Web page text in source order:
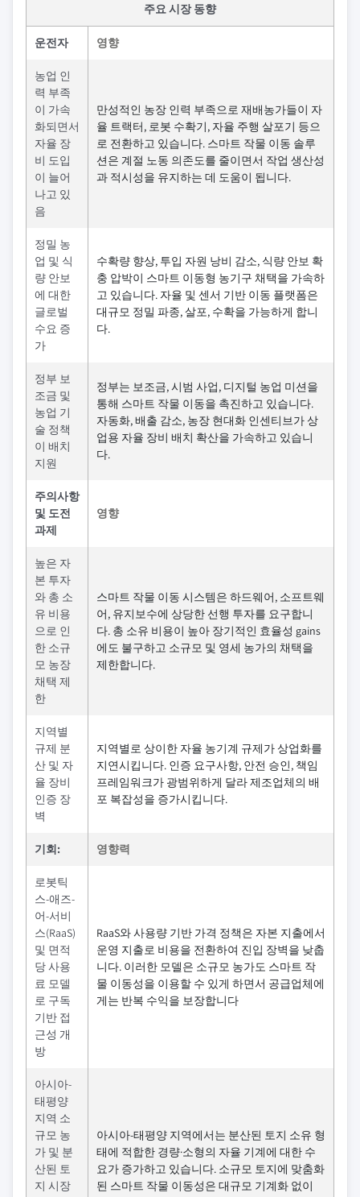
주요 시장 동향
운전자 영향
농업 인
력 부족
이 가속
화되면서
자율 장
비 도입
이 늘어
나고 있
음
만성적인 농장 인력 부족으로 재배농가들이 자
율 트랙터, 로봇 수확기, 자율 주행 살포기 등으
로 전환하고 있습니다. 스마트 작물 이동 솔루
션은 계절 노동 의존도를 줄이면서 작업 생산성
과 적시성을 유지하는 데 도움이 됩니다.
정밀 농
업 및 식
량 안보
에 대한
글로벌
수요 증
가
수확량 향상, 투입 자원 낭비 감소, 식량 안보 확
충 압박이 스마트 이동형 농기구 채택을 가속하
고 있습니다. 자율 및 센서 기반 이동 플랫폼은
대규모 정밀 파종, 살포, 수확을 가능하게 합니
다.
정부 보
조금 및
농업 기
술 정책
이 배치
지원
정부는 보조금, 시범 사업, 디지털 농업 미션을
통해 스마트 작물 이동을 촉진하고 있습니다.
자동화, 배출 감소, 농장 현대화 인센티브가 상
업용 자율 장비 배치 확산을 가속하고 있습니
다.
주의사항
및 도전
과제
영향
높은 자
본 투자
와 총 소
유 비용
으로 인
한 소규
모 농장
채택 제
한
스마트 작물 이동 시스템은 하드웨어, 소프트웨
어, 유지보수에 상당한 선행 투자를 요구합니
다. 총 소유 비용이 높아 장기적인 효율성 gains
에도 불구하고 소규모 및 영세 농가의 채택을
제한합니다.
지역별
규제 분
산 및 자
율 장비
인증 장
벽
지역별로 상이한 자율 농기계 규제가 상업화를
지연시킵니다. 인증 요구사항, 안전 승인, 책임
프레임워크가 광범위하게 달라 제조업체의 배
포 복잡성을 증가시킵니다.
기회: 영향력
로봇틱
스-애즈-
어-서비
스(RaaS)
및 면적
당 사용
료 모델
로 구독
기반 접
근성 개
방
RaaS와 사용량 기반 가격 정책은 자본 지출에서
운영 지출로 비용을 전환하여 진입 장벽을 낮춥
니다. 이러한 모델은 소규모 농가도 스마트 작
물 이동성을 이용할 수 있게 하면서 공급업체에
게는 반복 수익을 보장합니다
아시아-
태평양
지역 소
규모 농
가 및 분
산된 토
지 시장
아시아-태평양 지역에서는 분산된 토지 소유 형
태에 적합한 경량·소형의 자율 기계에 대한 수
요가 증가하고 있습니다. 소규모 토지에 맞춤화
된 스마트 작물 이동성은 대규모 기계화 없이